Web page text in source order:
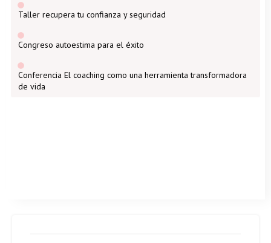
Taller recupera tu confianza y seguridad
Congreso autoestima para el éxito
Conferencia El coaching como una herramienta transformadora
de vida